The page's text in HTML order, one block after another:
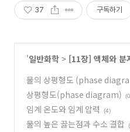
37 구독하기
'일반화학 > [11장] 액체와 분
물의 상평형도 (phase
상평형도(phase diagram)
임계 온도와 임계 압력 (4)
물의 높은 끓는점과 수소 결합